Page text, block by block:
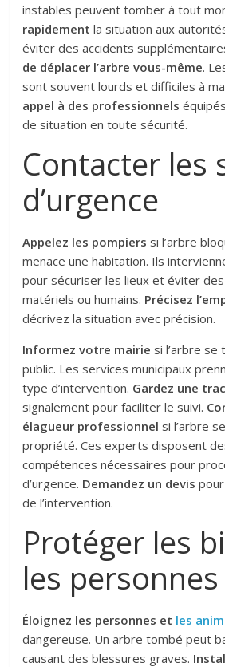
instables peuvent tomber à tout
rapidement la situation aux
éviter des accidents
de déplacer l’arbre vous-même.
sont souvent lourds et difficiles à
appel à des professionnels
de situation en toute sécurité.
Contacter les
d’urgence
Appelez les pompiers si l’arbre
menace une habitation. Ils
pour sécuriser les lieux et éviter
matériels ou humains. Précisez
décrivez la situation avec précision.
Informez votre mairie si l’arbre se
public. Les services municipaux
type d’intervention. Gardez une
signalement pour faciliter le suivi.
élagueur professionnel si l’arbre
propriété. Ces experts disposent
compétences nécessaires pour
d’urgence. Demandez un devis
de l’intervention.
Protéger les
les personnes
Éloignez les personnes et les
dangereuse. Un arbre tombé peut
causant des blessures graves.